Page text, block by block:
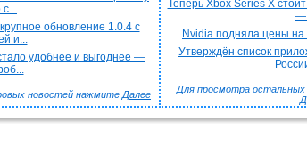
с...
обновление 1.0.4 с
и...
удобнее и выгоднее —
новостей нажмите Далее
Теперь Xbox Series X
—
Nvidia подняла цены
Утверждён список
Для просмотра